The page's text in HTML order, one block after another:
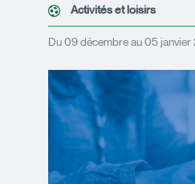
Activités et loisirs
Du 09 décembre au 05